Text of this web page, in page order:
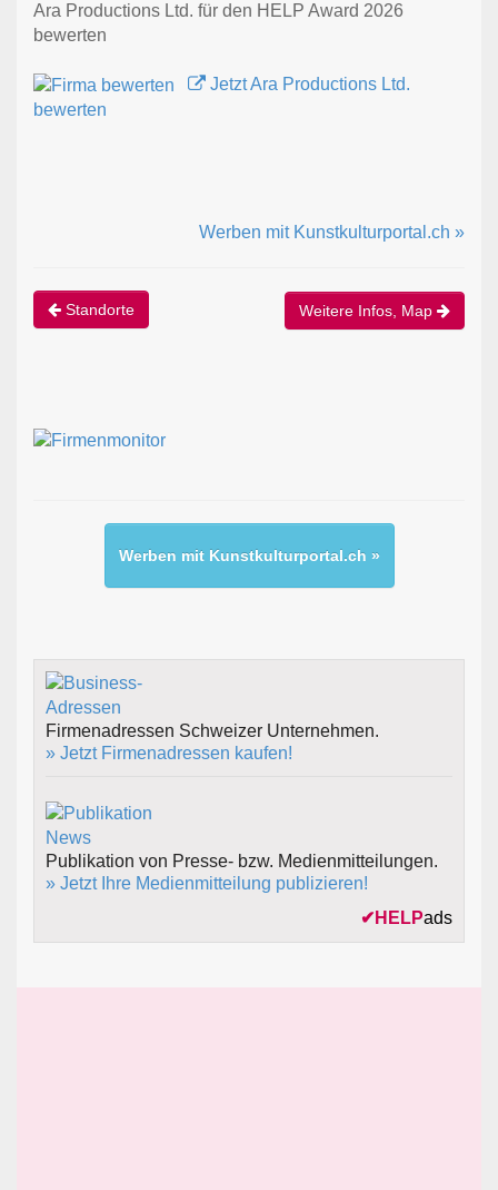
Ara Productions Ltd. für den HELP Award 2026
bewerten
Jetzt Ara Productions Ltd.
bewerten
Werben mit Kunstkulturportal.ch »
Standorte Weitere Infos, Map
Werben mit Kunstkulturportal.ch »
Firmenadressen Schweizer Unternehmen.
» Jetzt Firmenadressen kaufen!
Publikation von Presse- bzw. Medienmitteilungen.
» Jetzt Ihre Medienmitteilung publizieren!
✔ HELPads